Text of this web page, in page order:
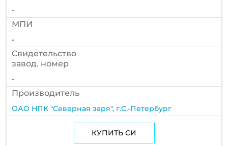
-
МПИ
-
Cвидетельство
завод. номер
-
Производитель
ОАО НПК "Северная заря", г.С.-Петербург
КУПИТЬ СИ